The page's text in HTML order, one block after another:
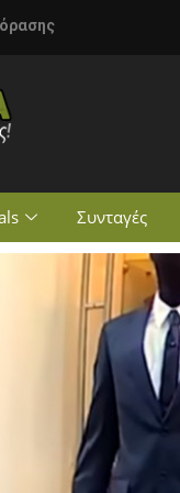
Συνταγές